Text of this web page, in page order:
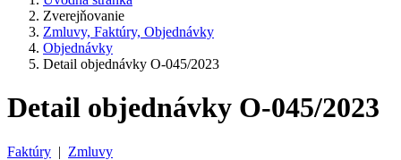
Zverejňovanie
Zmluvy, Faktúry, Objednávky
Objednávky
Detail objednávky O-045/2023
Detail objednávky O-045/2023
Faktúry | Zmluvy